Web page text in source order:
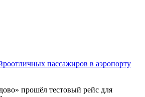
пассажиров в аэропорту
прошёл тестовый рейс для